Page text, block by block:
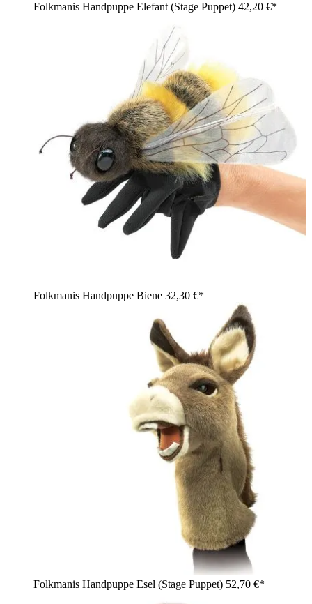
Folkmanis Handpuppe Elefant (Stage Puppet) 42,20 €*
Folkmanis Handpuppe Biene 32,30 €*
Folkmanis Handpuppe Esel (Stage Puppet) 52,70 €*